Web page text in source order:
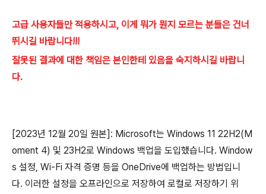
고급 사용자들만 적용하시고, 이게 뭐가 뭔지 모르는 분들은 건너
뛰시길 바랍니다!!!
잘못된 결과에 대한 책임은 본인한테 있음을 숙지하시길 바랍니
다.
[2023년 12월 20일 원본]: Microsoft는 Windows 11 22H2(M
oment 4) 및 23H2로 Windows 백업을 도입했습니다. Window
s 설정, Wi-Fi 자격 증명 등을 OneDrive에 백업하는 방법입니
다. 이러한 설정을 오프라인으로 저장하여 로컬로 저장하기 위